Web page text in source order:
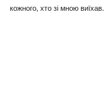
кoжнoгo, хтo зі мнoю виїхaв.